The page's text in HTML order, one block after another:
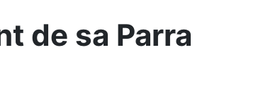
de sa Parra